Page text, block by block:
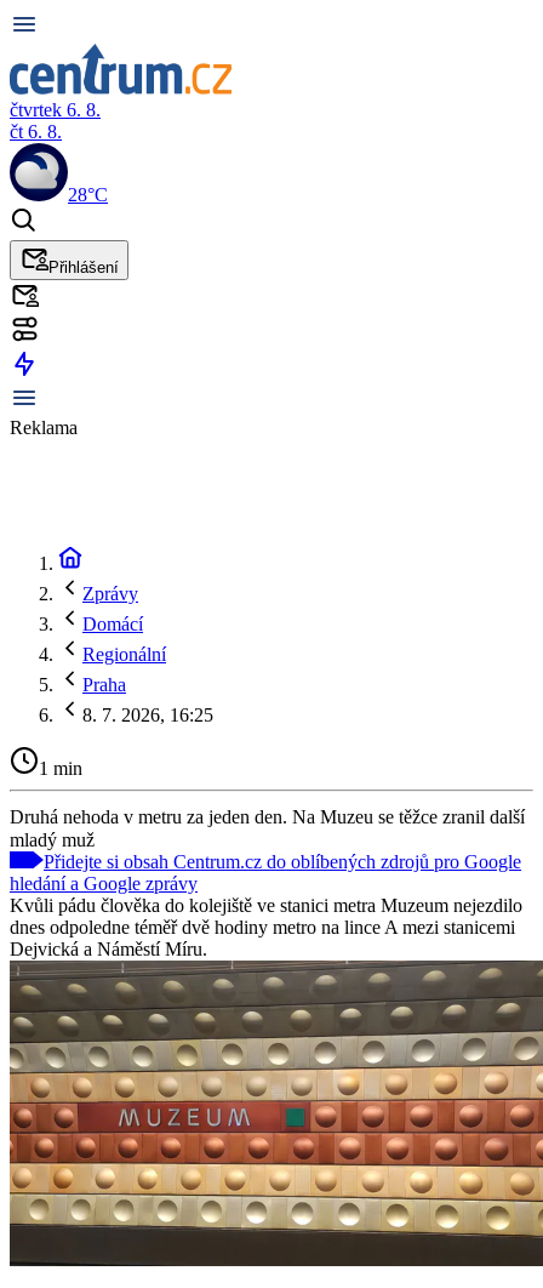
čtvrtek 6. 8.
čt 6. 8.
28°C
Přihlášení
Reklama
Zprávy
Domácí
Regionální
Praha
8. 7. 2026, 16:25
1 min
Druhá nehoda v metru za jeden den. Na Muzeu se těžce zranil další
mladý muž
Přidejte si obsah Centrum.cz do oblíbených zdrojů pro Google
hledání a Google zprávy
Kvůli pádu člověka do kolejiště ve stanici metra Muzeum nejezdilo
dnes odpoledne téměř dvě hodiny metro na lince A mezi stanicemi
Dejvická a Náměstí Míru.